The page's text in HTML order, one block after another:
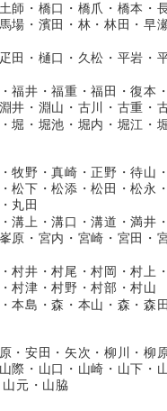
師・橋口・橋爪・橋本・
場・濱田・林・林田・早
田・樋口・久松・平岩・
福井・福重・福田・復本
井・淵山・古川・古重・
堀・堀池・堀内・堀江・
牧野・真崎・正野・待山
松下・松添・松田・松永
丸田
溝上・溝口・溝道・満井
原・宮内・宮崎・宮田・
村井・村尾・村岡・村上
村津・村野・村部・村山
本島・森・本山・森・森
・安田・矢次・柳川・柳
際・山口・山崎・山下・
元・山脇